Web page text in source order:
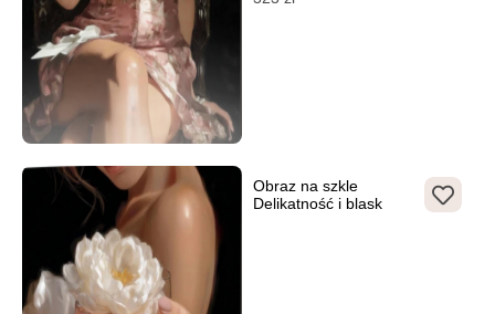
Obraz na szkle
Delikatność i blask